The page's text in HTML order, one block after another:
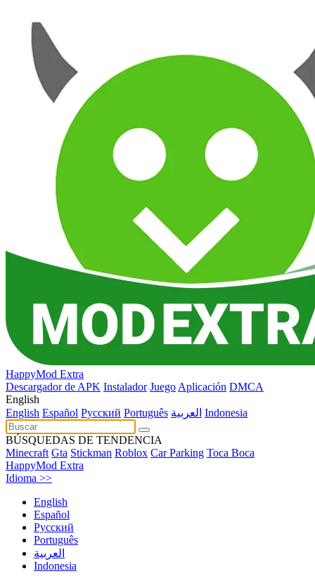
HappyMod Extra
Descargador de APK Instalador Juego Aplicación DMCA
English
English Español Pусский Português العربية Indonesia
BÚSQUEDAS DE TENDENCIA
Minecraft Gta Stickman Roblox Car Parking Toca Boca
HappyMod Extra
Idioma >>
English
Español
Pусский
Português
العربية
Indonesia